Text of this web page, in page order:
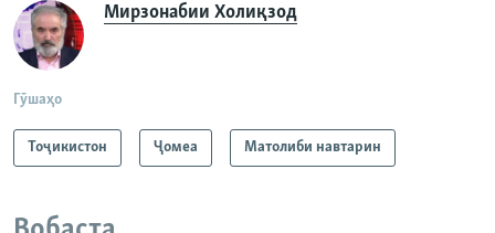
Мирзонабии Холиқзод
Гӯшаҳо
Тоҷикистон Ҷомeа Матолиби навтарин